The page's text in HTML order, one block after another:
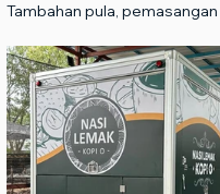
Tambahan pula,